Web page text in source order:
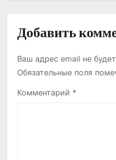
Добавить
Ваш адрес email не
Обязательные поля
Комментарий *